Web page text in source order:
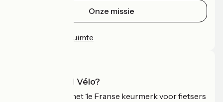
Onze missie
Professionele ruimte
Wat is Accueil Vélo?
Accueil Vélo is het 1e Franse keurmerk voor fietsers